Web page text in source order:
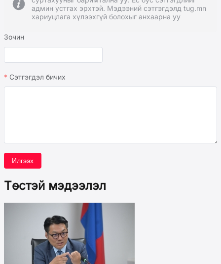
админ устгах эрхтэй. Мэдээний сэтгэгдэлд tug.mn
хариуцлага хүлээхгүй болохыг анхаарна уу
Зочин
Сэтгэгдэл бичих
Илгээх
Төстэй мэдээлэл